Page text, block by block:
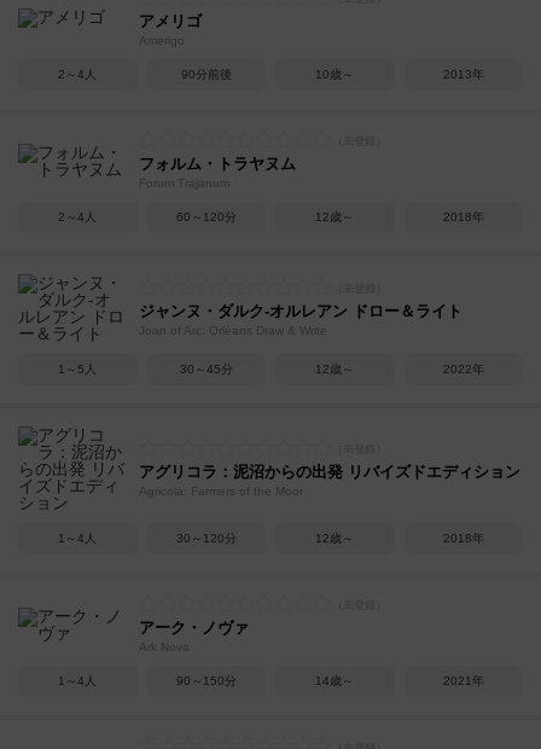
アメリゴ
Amerigo
2～4人 90分前後 10歳～ 2013年
フォルム・トラヤヌム
Forum Trajanum
2～4人 60～120分 12歳～ 2018年
ジャンヌ・ダルク-オルレアン ドロー＆ライト
Joan of Arc: Orléans Draw & Write
1～5人 30～45分 12歳～ 2022年
アグリコラ：泥沼からの出発 リバイズドエディション
Agricola: Farmers of the Moor
1～4人 30～120分 12歳～ 2018年
アーク・ノヴァ
Ark Nova
1～4人 90～150分 14歳～ 2021年